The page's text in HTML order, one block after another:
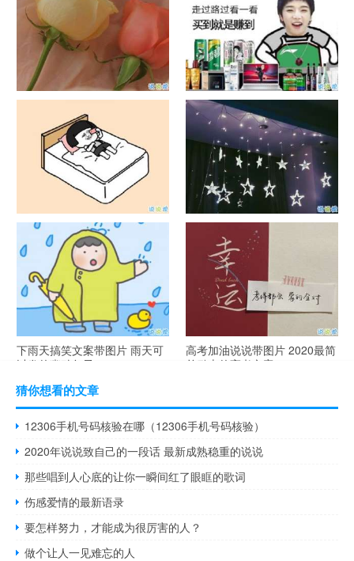
官宣恋爱的说说配图 官宣句子
抖音摆地摊文案 摆地摊的搞笑
说说带图片
谐音梗土味情话大全带图片 油
腻搞笑的土味情话
很酷的霸气句子带图片 最新霸
气说说高冷范
下雨天搞笑文案带图片 雨天可
以发的幽默句子
高考加油说说带图片 2020最简
单励志的高考文案
猜你想看的文章
12306手机号码核验在哪（12306手机号码核验）
2020年说说致自己的一段话 最新成熟稳重的说说
那些唱到人心底的让你一瞬间红了眼眶的歌词
伤感爱情的最新语录
要怎样努力，才能成为很厉害的人？
做个让人一见难忘的人